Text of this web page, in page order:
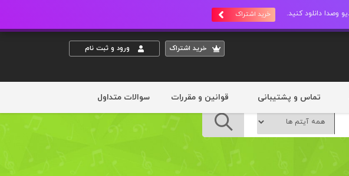
خرید اشتراک
خريد اشتراک ورود و ثبت نام
تماس و پشتیبانی قوانین و مقررات سوالات متداول